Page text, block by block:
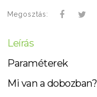
Megosztás:
Leírás
Paraméterek
Mi van a dobozban?